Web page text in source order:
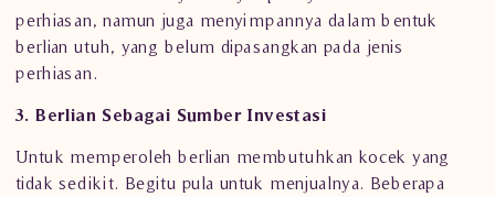
perhiasan, namun juga menyimpannya dalam bentuk
berlian utuh, yang belum dipasangkan pada jenis
perhiasan.
3. Berlian Sebagai Sumber Investasi
Untuk memperoleh berlian membutuhkan kocek yang
tidak sedikit. Begitu pula untuk menjualnya. Beberapa